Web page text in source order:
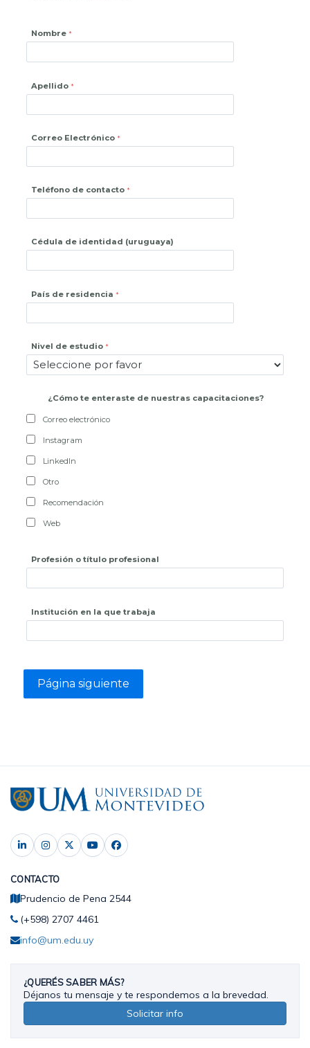
Nombre
Apellido
Correo Electrónico
Teléfono de contacto
Cédula de identidad (uruguaya)
País de residencia
Nivel de estudio
¿Cómo te enteraste de nuestras capacitaciones?
Correo electrónico
Instagram
LinkedIn
Otro
Recomendación
Web
Profesión o título profesional
Institución en la que trabaja
CONTACTO
Prudencio de Pena 2544
(+598) 2707 4461
info@um.edu.uy
¿QUERÉS SABER MÁS?
Déjanos tu mensaje y te respondemos a la brevedad.
Solicitar info